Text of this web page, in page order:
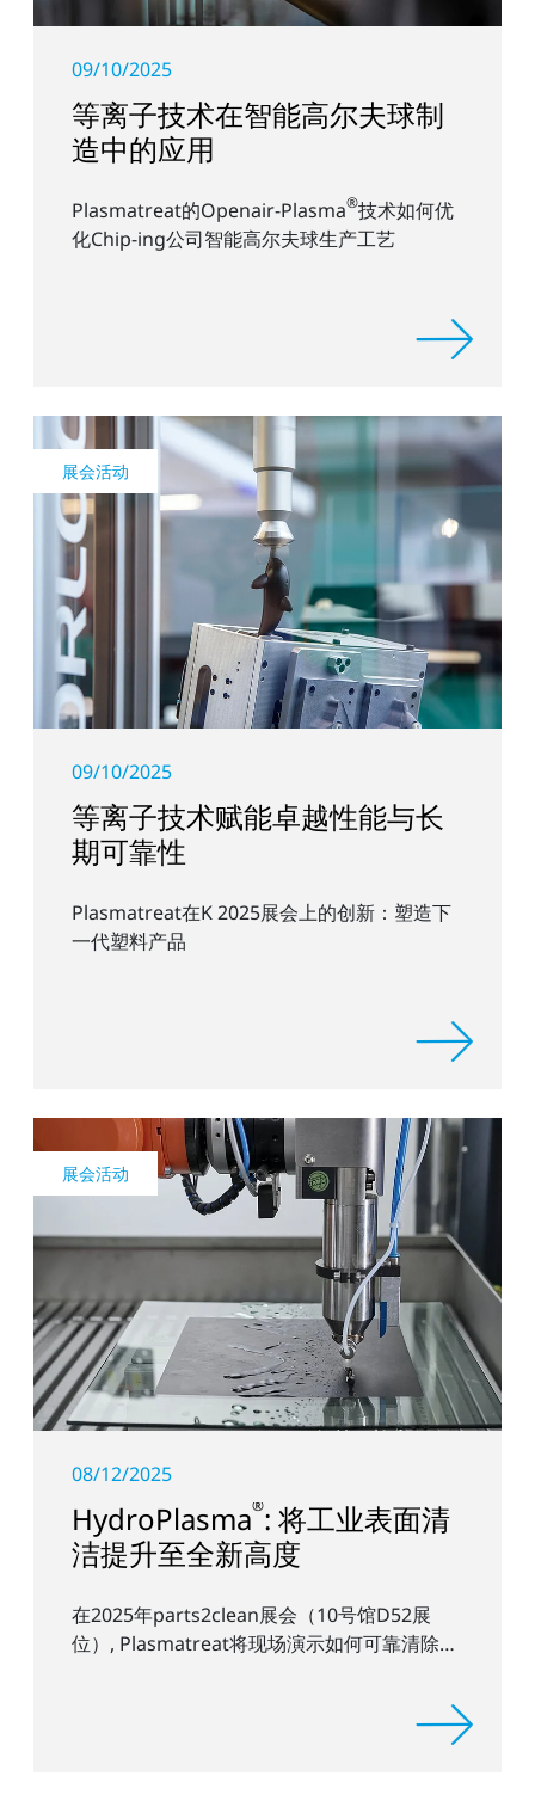
09/10/2025
等离子技术在智能高尔夫球制
造中的应用
Plasmatreat的Openair-Plasma®技术如何优
化Chip-ing公司智能高尔夫球生产工艺
展会活动
09/10/2025
等离子技术赋能卓越性能与长
期可靠性
Plasmatreat在K 2025展会上的创新：塑造下
一代塑料产品
展会活动
08/12/2025
HydroPlasma®: 将工业表面清
洁提升至全新高度
在2025年parts2clean展会（10号馆D52展
位）, Plasmatreat将现场演示如何可靠清除顽